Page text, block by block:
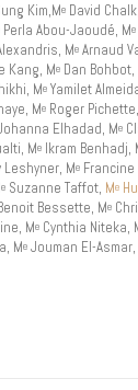
Kim,Me David
Perla Abou-Jaoudé, Me
Me Arnaud
Kang, Me Dan Bohbot,
Me Yamilet
Me Roger
Elhadad, Me
Me Ikram Benhadj,
Leshyner, Me Francine
e Suzanne Taffot, Me
Bessette, Me
Me Cynthia Niteka,
Me Jouman El-Asmar,